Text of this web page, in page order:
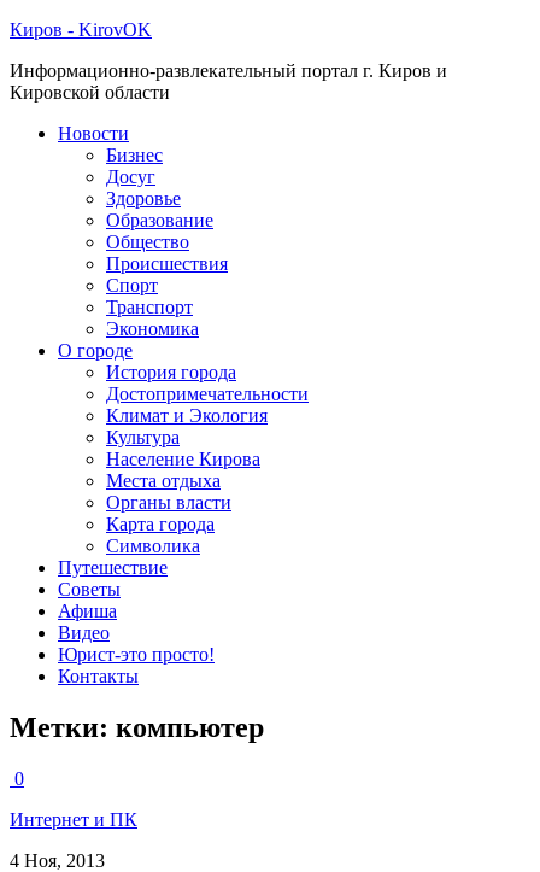
Киров - KirovOK
Информационно-развлекательный портал г. Киров и
Кировской области
Новости
Бизнес
Досуг
Здоровье
Образование
Общество
Происшествия
Спорт
Транспорт
Экономика
О городе
История города
Достопримечательности
Климат и Экология
Культура
Население Кирова
Места отдыха
Органы власти
Карта города
Символика
Путешествие
Советы
Афиша
Видео
Юрист-это просто!
Контакты
Метки: компьютер
0
Интернет и ПК
4 Ноя, 2013